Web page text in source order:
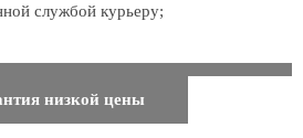
службой курьеру;
низкой цены